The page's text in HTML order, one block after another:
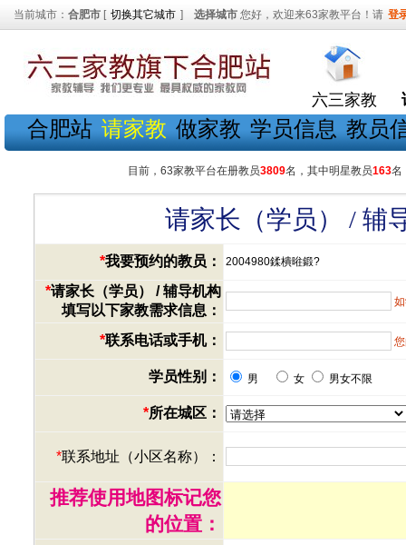
当前城市： 合肥市 [ 切换其它城市 ] 选择城市 您好，欢迎来63家教平台！请 登
六三家教
合肥站 请家教 做家教 学员信息 教员
目前，63家教平台在册教员3809名，其中明星教员163名
请家长（学员） / 辅
*我要预约的教员： 2004980鍒樻暀鍛?
*请家长（学员） / 辅导机构
填写以下家教需求信息：
*联系电话或手机：
学员性别： 男 女 男女不限
*所在城区：
*联系地址（小区名称）：
推荐使用地图标记您
的位置：